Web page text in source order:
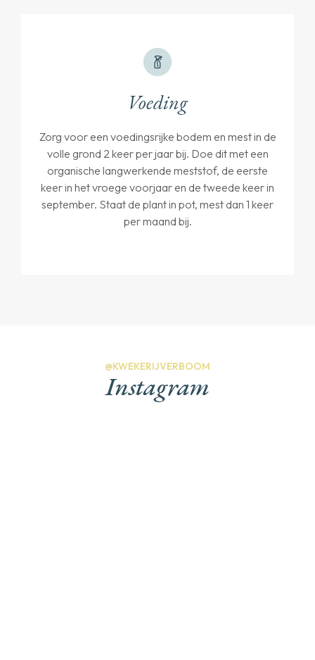
Voeding
Zorg voor een voedingsrijke bodem en mest in de
volle grond 2 keer per jaar bij. Doe dit met een
organische langwerkende meststof, de eerste
keer in het vroege voorjaar en de tweede keer in
september. Staat de plant in pot, mest dan 1 keer
per maand bij.
@KWEKERIJVERBOOM
Instagram